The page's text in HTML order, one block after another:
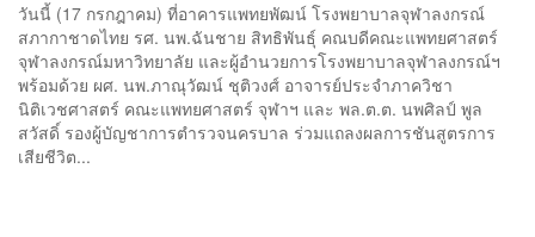
วันนี้ (17 กรกฎาคม) ที่อาคารแพทยพัฒน์ โรงพยาบาลจุฬาลงกรณ์
สภากาชาดไทย รศ. นพ.ฉันชาย สิทธิพันธุ์ คณบดีคณะแพทยศาสตร์
จุฬาลงกรณ์มหาวิทยาลัย และผู้อำนวยการโรงพยาบาลจุฬาลงกรณ์ฯ
พร้อมด้วย ผศ. นพ.ภาณุวัฒน์ ชุติวงศ์ อาจารย์ประจำภาควิชา
นิติเวชศาสตร์ คณะแพทยศาสตร์ จุฬาฯ และ พล.ต.ต. นพศิลป์ พูล
สวัสดิ์ รองผู้บัญชาการตำรวจนครบาล ร่วมแถลงผลการชันสูตรการ
เสียชีวิต...